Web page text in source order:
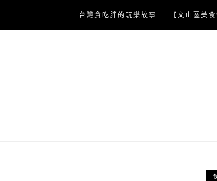
content
台灣貪吃胖的玩樂故事 【文山區美